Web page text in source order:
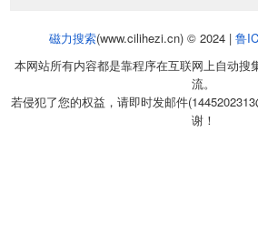
磁力搜索(www.cilihezi.cn) © 2024 | 鲁
本网站所有内容都是靠程序在互联网上自动搜
流。
若侵犯了您的权益，请即时发邮件
谢！